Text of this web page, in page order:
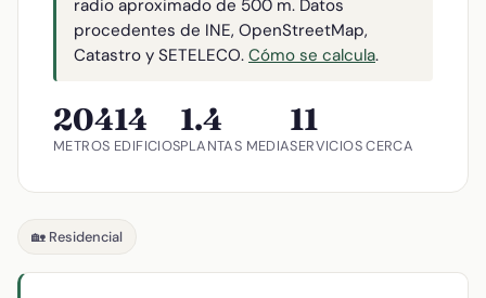
radio aproximado de 500 m. Datos
procedentes de INE, OpenStreetMap,
Catastro y SETELECO. Cómo se calcula.
204
METROS
14
EDIFICIOS
1.4
PLANTAS MEDIA
11
SERVICIOS CERCA
🏡 Residencial